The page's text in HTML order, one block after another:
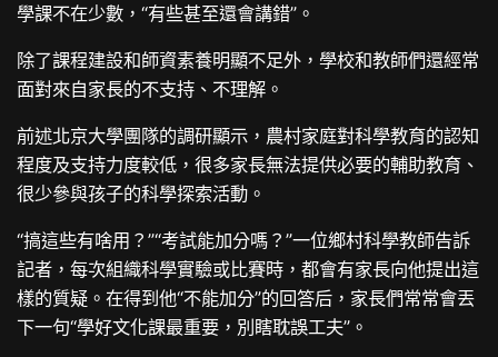
學課不在少數，“有些甚至還會講錯”。
除了課程建設和師資素養明顯不足外，學校和教師們還經常
面對來自家長的不支持、不理解。
前述北京大學團隊的調研顯示，農村家庭對科學教育的認知
程度及支持力度較低，很多家長無法提供必要的輔助教育、
很少參與孩子的科學探索活動。
“搞這些有啥用？”“考試能加分嗎？”一位鄉村科學教師告訴
記者，每次組織科學實驗或比賽時，都會有家長向他提出這
樣的質疑。在得到他“不能加分”的回答后，家長們常常會丟
下一句“學好文化課最重要，別瞎耽誤工夫”。